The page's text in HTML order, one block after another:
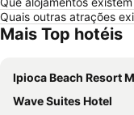
Quais outras atrações
Mais Top hotéis
Ipioca Beach Resort
Wave Suites Hotel